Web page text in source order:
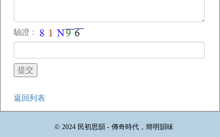
驗證：
返回列表
© 2024 民初思韻 - 傳奇時代，簡明韻味